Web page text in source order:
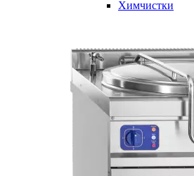
Химчистки